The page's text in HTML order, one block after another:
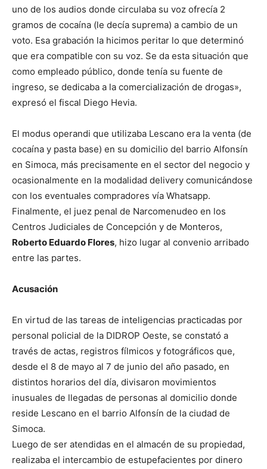
uno de los audios donde circulaba su voz ofrecía 2
gramos de cocaína (le decía suprema) a cambio de un
voto. Esa grabación la hicimos peritar lo que determinó
que era compatible con su voz. Se da esta situación que
como empleado público, donde tenía su fuente de
ingreso, se dedicaba a la comercialización de drogas»,
expresó el fiscal Diego Hevia.
El modus operandi que utilizaba Lescano era la venta (de
cocaína y pasta base) en su domicilio del barrio Alfonsín
en Simoca, más precisamente en el sector del negocio y
ocasionalmente en la modalidad delivery comunicándose
con los eventuales compradores vía Whatsapp.
Finalmente, el juez penal de Narcomenudeo en los
Centros Judiciales de Concepción y de Monteros,
Roberto Eduardo Flores, hizo lugar al convenio arribado
entre las partes.
Acusación
En virtud de las tareas de inteligencias practicadas por
personal policial de la DIDROP Oeste, se constató a
través de actas, registros fílmicos y fotográficos que,
desde el 8 de mayo al 7 de junio del año pasado, en
distintos horarios del día, divisaron movimientos
inusuales de llegadas de personas al domicilio donde
reside Lescano en el barrio Alfonsín de la ciudad de
Simoca.
Luego de ser atendidas en el almacén de su propiedad,
realizaba el intercambio de estupefacientes por dinero